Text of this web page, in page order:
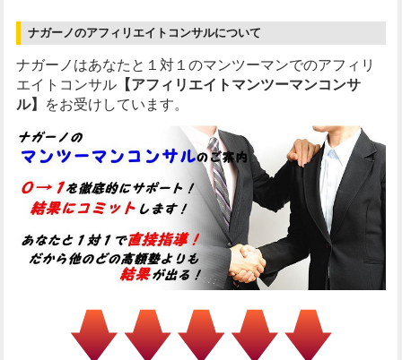
ナガーノのアフィリエイトコンサルについて
ナガーノはあなたと１対１のマンツーマンでのアフィリ
エイトコンサル【アフィリエイトマンツーマンコンサ
ル】
をお受けしています。